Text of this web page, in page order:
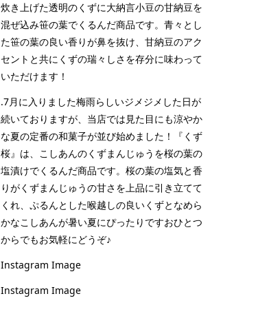
炊き上げた透明のくずに大納言小豆の甘納豆を
混ぜ込み笹の葉でくるんだ商品です。青々とし
た笹の葉の良い香りが鼻を抜け、甘納豆のアク
セントと共にくずの瑞々しさを存分に味わって
いただけます！
.7月に入りました梅雨らしいジメジメした日が
続いておりますが、当店では見た目にも涼やか
な夏の定番の和菓子が並び始めました！『くず
桜』は、こしあんのくずまんじゅうを桜の葉の
塩漬けでくるんだ商品です。桜の葉の塩気と香
りがくずまんじゅうの甘さを上品に引き立てて
くれ、ぷるんとした喉越しの良いくずとなめら
かなこしあんが暑い夏にぴったりですおひとつ
からでもお気軽にどうぞ♪
Instagram Image
Instagram Image